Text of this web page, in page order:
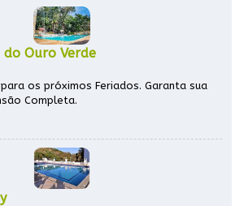
do Ouro Verde
os próximos Feriados. Garanta sua
Completa.